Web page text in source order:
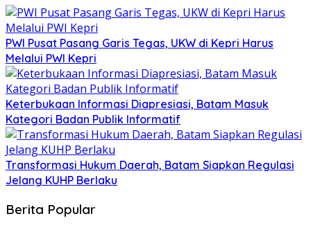
PWI Pusat Pasang Garis Tegas, UKW di Kepri Harus
Melalui PWI Kepri
Keterbukaan Informasi Diapresiasi, Batam Masuk
Kategori Badan Publik Informatif
Transformasi Hukum Daerah, Batam Siapkan Regulasi
Jelang KUHP Berlaku
Berita Popular